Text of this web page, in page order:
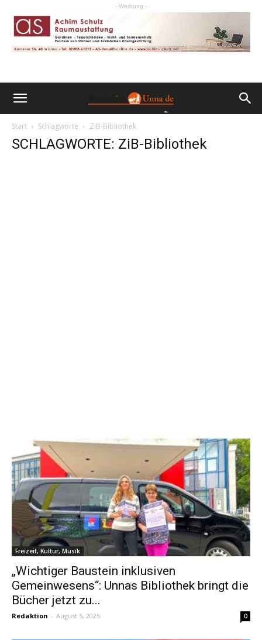
- Werbung -
Start Schlagworte ZiB-Bibliothek
SCHLAGWORTE: ZiB-Bibliothek
Freizeit, Kultur, Musik
„Wichtiger Baustein inklusiven
Gemeinwesens“: Unnas Bibliothek bringt die
Bücher jetzt zu...
Redaktion - August 5, 2025 0